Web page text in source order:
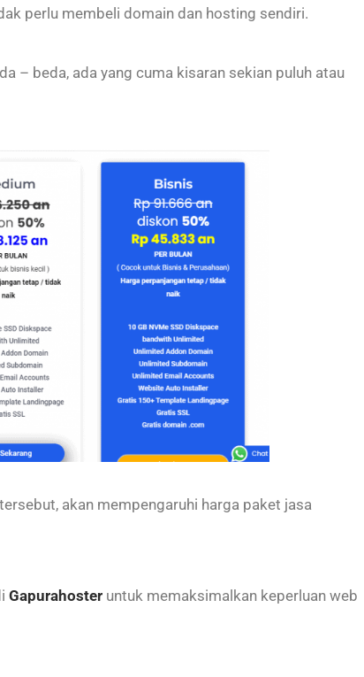
perlu membeli domain dan hosting sendiri.
– beda, ada yang cuma kisaran sekian puluh atau
akan mempengaruhi harga paket jasa
Gapurahoster untuk memaksimalkan keperluan web